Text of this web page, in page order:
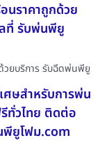
นราคาถูกด้วย
ที่ รับพ่นพียู
วยบริการ รับฉีดพ่นพียู
ศษสำหรับการพ่น
ทั่วไทย ติดต่อ
พียูโฟม.com